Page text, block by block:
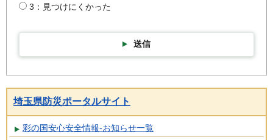
3：見つけにくかった
送信
埼玉県防災ポータルサイト
彩の国安心安全情報-お知らせ一覧